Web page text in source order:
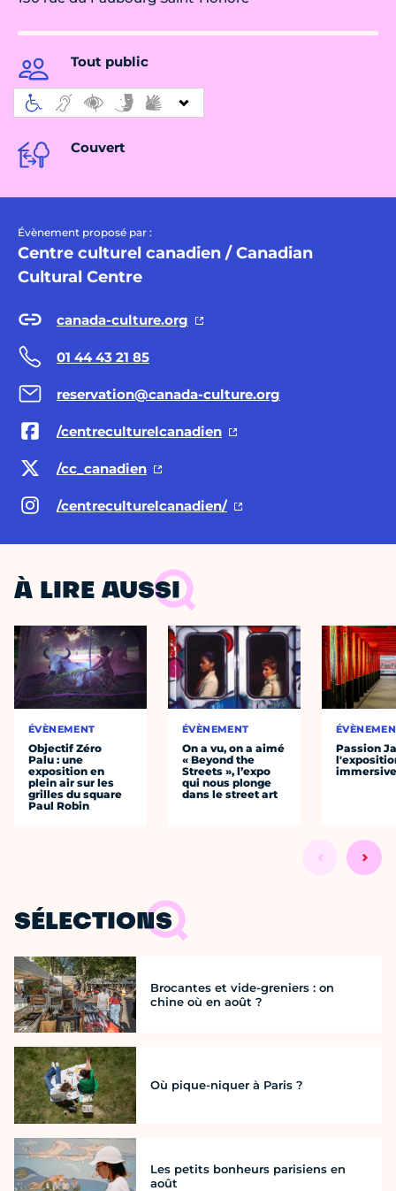
Tout public
Couvert
Évènement proposé par :
Centre culturel canadien / Canadian
Cultural Centre
canada-culture.org
01 44 43 21 85
reservation@canada-culture.org
/centreculturelcanadien
/cc_canadien
/centreculturelcanadien/
À LIRE AUSSI
ÉVÈNEMENT
Objectif Zéro
Palu : une
exposition en
plein air sur les
grilles du square
Paul Robin
ÉVÈNEMENT
On a vu, on a aimé
« Beyond the
Streets », l’expo
qui nous plonge
dans le street art
Passion
SÉLECTIONS
Brocantes et vide-greniers : on
chine où en août ?
Où pique-niquer à Paris ?
Les petits bonheurs parisiens en
août